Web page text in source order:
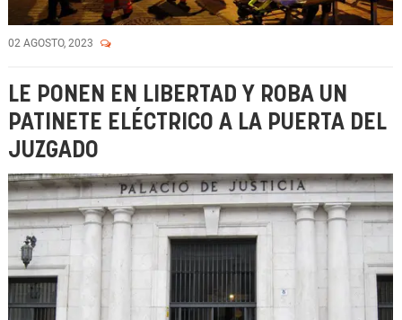
02 AGOSTO, 2023
LE PONEN EN LIBERTAD Y ROBA UN
PATINETE ELÉCTRICO A LA PUERTA DEL
JUZGADO